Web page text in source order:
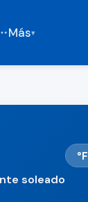
Más▾
soleado
°F